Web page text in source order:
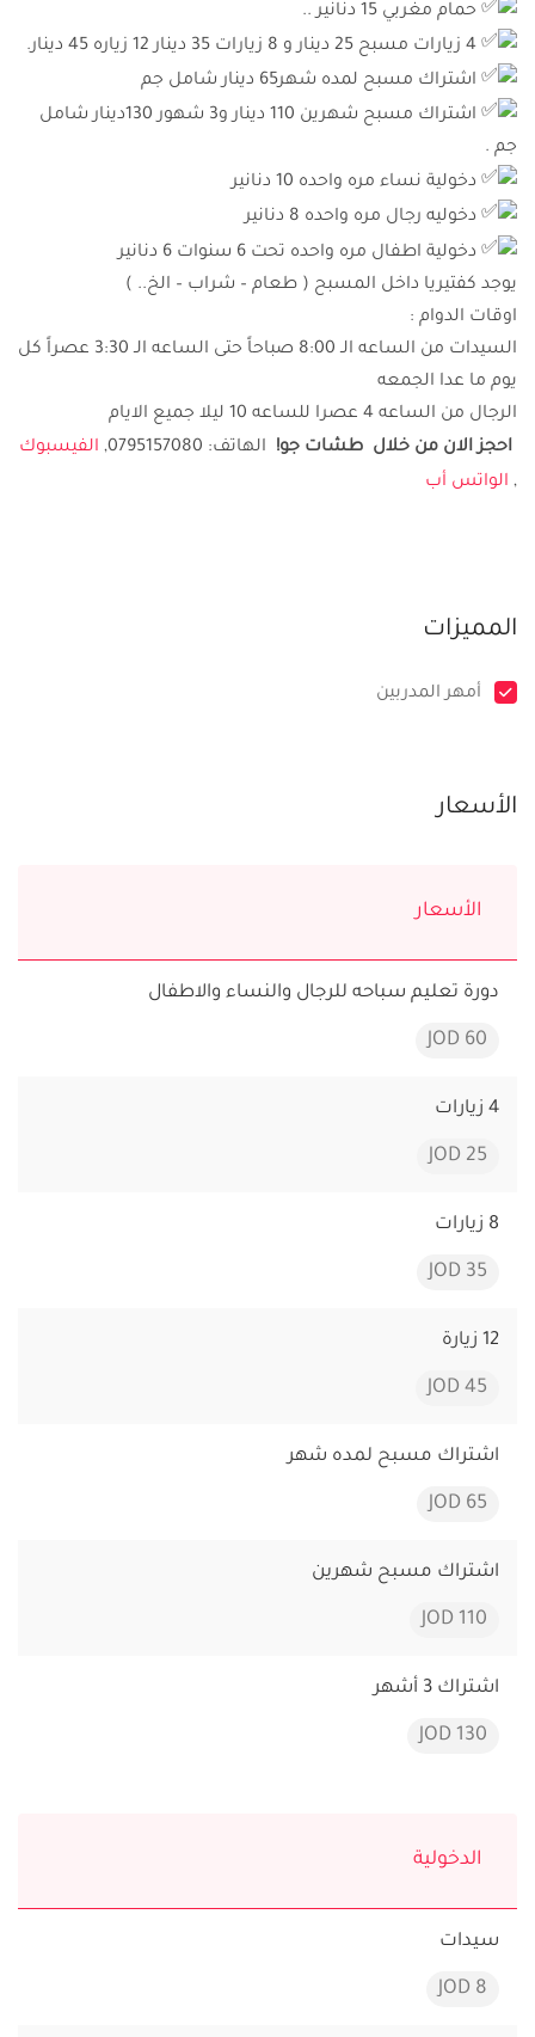
حمام مغربي 15 دنانير ..
اشتراك مسبح لمده شهر65 دينار شامل جم
اشتراك مسبح شهرين 110 دينار و3 شهور 130دينار شامل
جم .
دخولية نساء مره واحده 10 دنانير
دخوليه رجال مره واحده 8 دنانير
دخولية اطفال مره واحده تحت 6 سنوات 6 دنانير
يوجد كفتيريا داخل المسبح ( طعام – شراب – الخ.. )
اوقات الدوام :
السيدات من الساعه الـ 8:00 صباحاً حتى الساعه الـ 3:30 عصراً كل
يوم ما عدا الجمعه
الرجال من الساعه 4 عصرا للساعه 10 ليلا جميع الايام
احجز الان من خلال طشات جو! الهاتف: 0795157080,
الفيسبوك
, الواتس أب
المميزات
أمهر المدربين
الأسعار
الأسعار
دورة تعليم سباحه للرجال والنساء والاطفال
60 JOD
4 زيارات
25 JOD
8 زيارات
35 JOD
12 زيارة
45 JOD
اشتراك مسبح لمده شهر
65 JOD
اشتراك مسبح شهرين
110 JOD
اشتراك 3 أشهر
130 JOD
الدخولية
سيدات
8 JOD